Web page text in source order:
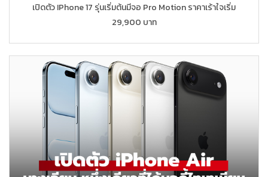
เปิดตัว IPhone 17 รุ่นเริ่มต้นมีจอ Pro Motion ราคาเร้าใจเริ่ม
29,900 บาท